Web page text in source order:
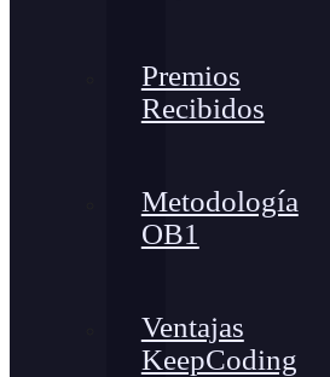
Premios
Recibidos
Metodología
OB1
Ventajas
KeepCoding